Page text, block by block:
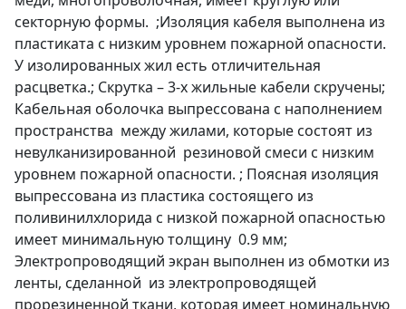
секторную формы. ;Изоляция кабеля выполнена из
пластиката с низким уровнем пожарной опасности.
У изолированных жил есть отличительная
расцветка.; Скрутка – 3-х жильные кабели скручены;
Кабельная оболочка выпрессована с наполнением
пространства между жилами, которые состоят из
невулканизированной резиновой смеси с низким
уровнем пожарной опасности. ; Поясная изоляция
выпрессована из пластика состоящего из
поливинилхлорида с низкой пожарной опасностью
имеет минимальную толщину 0.9 мм;
Электропроводящий экран выполнен из обмотки из
ленты, сделанной из электропроводящей
прорезиненной ткани, которая имеет номинальную